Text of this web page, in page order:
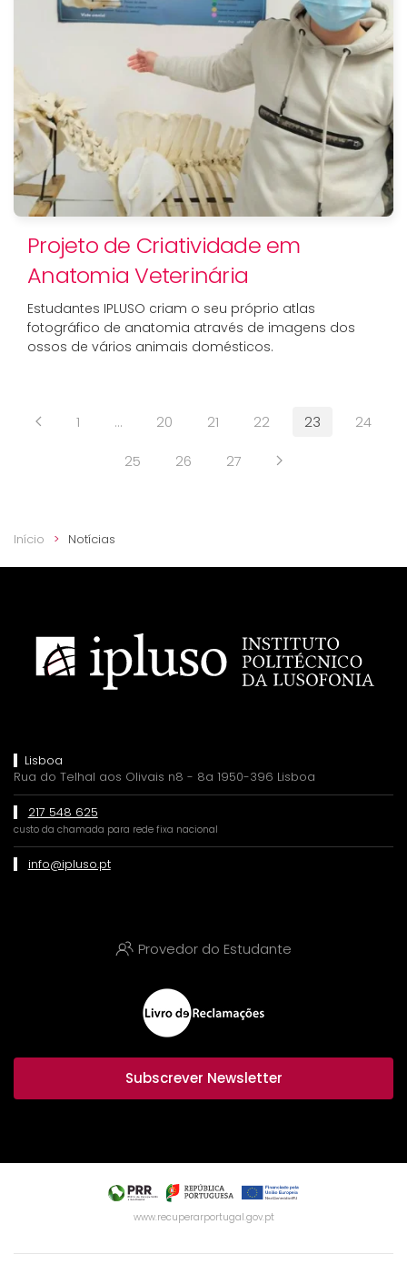
Projeto de Criatividade em
Anatomia Veterinária
Estudantes IPLUSO criam o seu próprio atlas
fotográfico de anatomia através de imagens dos
ossos de vários animais domésticos.
1 … 20 21 22 23 24
25 26 27
Início Notícias
Lisboa
Rua do Telhal aos Olivais n8 - 8a 1950-396 Lisboa
217 548 625
custo da chamada para rede fixa nacional
info@ipluso.pt
Provedor do Estudante
Subscrever Newsletter
www.recuperarportugal.gov.pt